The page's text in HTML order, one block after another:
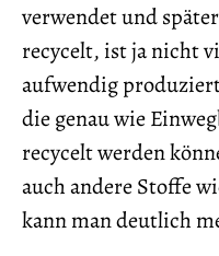
verwendet und
recycelt, ist ja nicht
aufwendig
die genau wie
recycelt werden
auch andere Stoffe
kann man deutlich